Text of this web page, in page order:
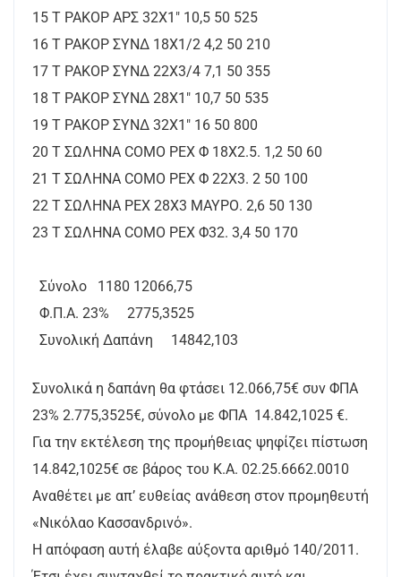
15 Τ ΡΑΚΟΡ ΑΡΣ 32Χ1" 10,5 50 525
16 Τ ΡΑΚΟΡ ΣΥΝΔ 18Χ1/2 4,2 50 210
17 Τ ΡΑΚΟΡ ΣΥΝΔ 22Χ3/4 7,1 50 355
18 Τ ΡΑΚΟΡ ΣΥΝΔ 28Χ1" 10,7 50 535
19 Τ ΡΑΚΟΡ ΣΥΝΔ 32Χ1" 16 50 800
20 Τ ΣΩΛΗΝΑ COMO ΡΕΧ Φ 18Χ2.5. 1,2 50 60
21 Τ ΣΩΛΗΝΑ COMO ΡΕΧ Φ 22Χ3. 2 50 100
22 Τ ΣΩΛΗΝΑ ΡΕΧ 28Χ3 ΜΑΥΡΟ. 2,6 50 130
23 Τ ΣΩΛΗΝΑ COMO ΡΕΧ Φ32. 3,4 50 170
Σύνολο 1180 12066,75
Φ.Π.Α. 23% 2775,3525
Συνολική Δαπάνη 14842,103
Συνολικά η δαπάνη θα φτάσει 12.066,75€ συν ΦΠΑ
23% 2.775,3525€, σύνολο με ΦΠΑ 14.842,1025 €.
Για την εκτέλεση της προμήθειας ψηφίζει πίστωση
14.842,1025€ σε βάρος του Κ.Α. 02.25.6662.0010
Αναθέτει με απ’ ευθείας ανάθεση στον προμηθευτή
«Νικόλαο Κασσανδρινό».
Η απόφαση αυτή έλαβε αύξοντα αριθμό 140/2011.